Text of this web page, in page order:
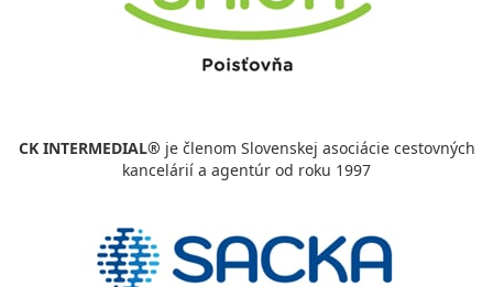
CK INTERMEDIAL® je členom Slovenskej asociácie cestovných
kancelárií a agentúr od roku 1997